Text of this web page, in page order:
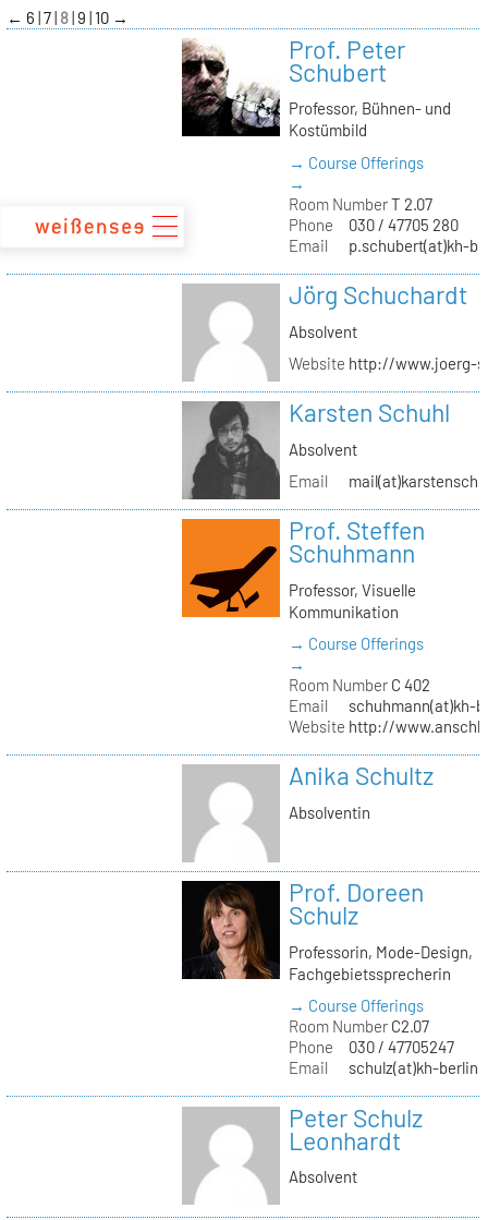
zum
Inhalt
← 6 7 8 9 10 →
Prof. Peter
Schubert
Professor, Bühnen- und
Kostümbild
→ Course Offerings
→
Room NumberT 2.07
Phone
030 / 47705 280
Email
p.schubert(at)kh-
Jörg Schuchardt
Absolvent
Website http://www.joerg-
Karsten Schuhl
Absolvent
Email
Prof. Steffen
Schuhmann
Professor, Visuelle
Kommunikation
→ Course Offerings
→
Room NumberC 402
Email
schuhmann(at)kh-
Website http://
Anika Schultz
Absolventin
Prof. Doreen
Schulz
Professorin, Mode-Design,
Fachgebietssprecherin
→ Course Offerings
Room NumberC2.07
Phone
030 / 47705247
Email
schulz(at)kh-
Peter Schulz
Leonhardt
Absolvent